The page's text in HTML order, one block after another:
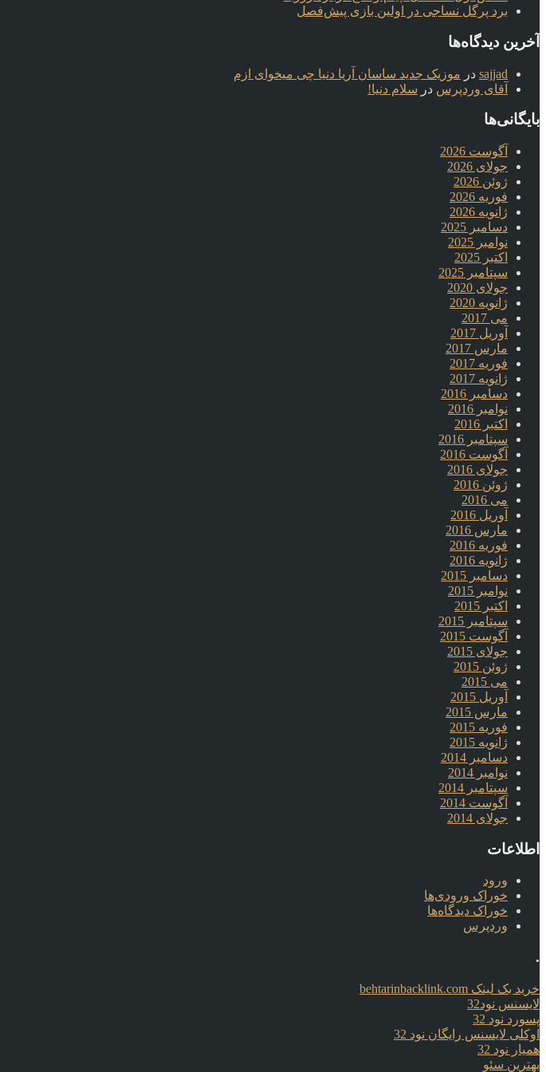
برد پرگل نساجی در اولین بازی پیش‌فصل
آخرین دیدگاه‌ها
sajjad در موزیک جدید ساسان آریا دنیا چی میخوای ازم
آقای وردپرس در سلام دنیا!
بایگانی‌ها
آگوست 2026
جولای 2026
ژوئن 2026
فوریه 2026
ژانویه 2026
دسامبر 2025
نوامبر 2025
اکتبر 2025
سپتامبر 2025
جولای 2020
ژانویه 2020
می 2017
آوریل 2017
مارس 2017
فوریه 2017
ژانویه 2017
دسامبر 2016
نوامبر 2016
اکتبر 2016
سپتامبر 2016
آگوست 2016
جولای 2016
ژوئن 2016
می 2016
آوریل 2016
مارس 2016
فوریه 2016
ژانویه 2016
دسامبر 2015
نوامبر 2015
اکتبر 2015
سپتامبر 2015
آگوست 2015
جولای 2015
ژوئن 2015
می 2015
آوریل 2015
مارس 2015
فوریه 2015
ژانویه 2015
دسامبر 2014
نوامبر 2014
سپتامبر 2014
آگوست 2014
جولای 2014
اطلاعات
ورود
خوراک ورودی‌ها
خوراک دیدگاه‌ها
وردپرس
.
خرید بک لینک behtarinbacklink.com
لایسنس نود32
پسورد نود 32
اوکلی لایسنس رایگان نود 32
همیار نود 32
بهترین سئو